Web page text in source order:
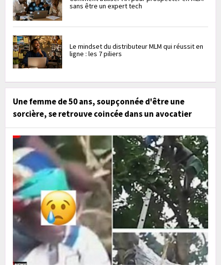
sans être un expert tech
Le mindset du distributeur MLM qui réussit en
ligne : les 7 piliers
Une femme de 50 ans, soupçonnée d'être une
sorcière, se retrouve coincée dans un avocatier